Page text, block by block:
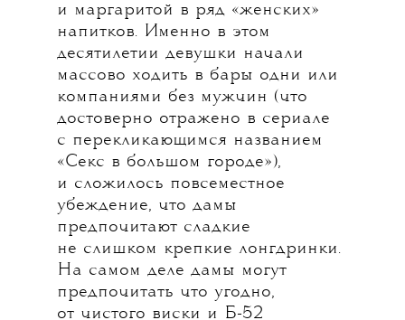
и маргаритой в ряд «женских»
напитков. Именно в этом
десятилетии девушки начали
массово ходить в бары одни или
компаниями без мужчин (что
достоверно отражено в сериале
с перекликающимся названием
«Секс в большом городе»),
и сложилось повсеместное
убеждение, что дамы
предпочитают сладкие
не слишком крепкие лонгдринки.
На самом деле дамы могут
предпочитать что угодно,
от чистого виски и Б-52